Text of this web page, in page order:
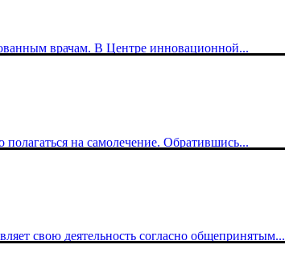
врачам. В Центре инновационной...
на самолечение. Обратившись...
свою деятельность согласно общепринятым...